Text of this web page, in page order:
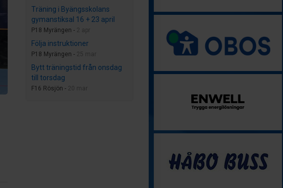
Träning i Byängsskolans
gymanstiksal 16 + 23 april
P18 Myrängen - 2 apr
Följa instruktioner
P18 Myrängen - 25 mar
Bytt träningstid från onsdag
till torsdag
F16 Rösjön - 20 mar